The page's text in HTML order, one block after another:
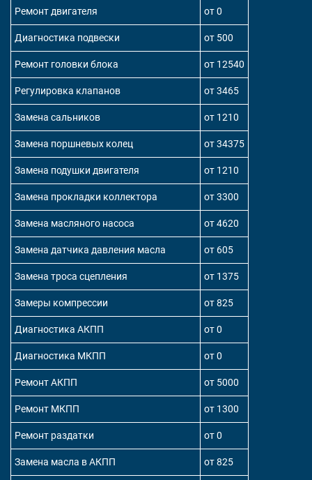
Ремонт двигателя от 0
Диагностика подвески от 500
Ремонт головки блока от 12540
Регулировка клапанов от 3465
Замена сальников от 1210
Замена поршневых колец от 34375
Замена подушки двигателя от 1210
Замена прокладки коллектора от 3300
Замена масляного насоса от 4620
Замена датчика давления масла от 605
Замена троса сцепления от 1375
Замеры компрессии от 825
Диагностика АКПП от 0
Диагностика МКПП от 0
Ремонт АКПП от 5000
Ремонт МКПП от 1300
Ремонт раздатки от 0
Замена масла в АКПП от 825